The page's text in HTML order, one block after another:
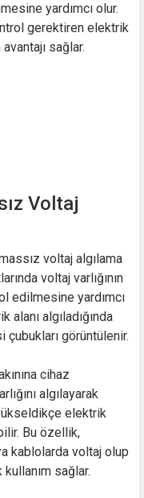
yardımcı olur.
gerektiren elektrik
sağlar.
Voltaj
voltaj algılama
voltaj varlığının
edilmesine yardımcı
algıladığında
çubukları görüntülenir.
cihaz
algılayarak
elektrik
Bu özellik,
kablolarda voltaj olup
kullanım sağlar.